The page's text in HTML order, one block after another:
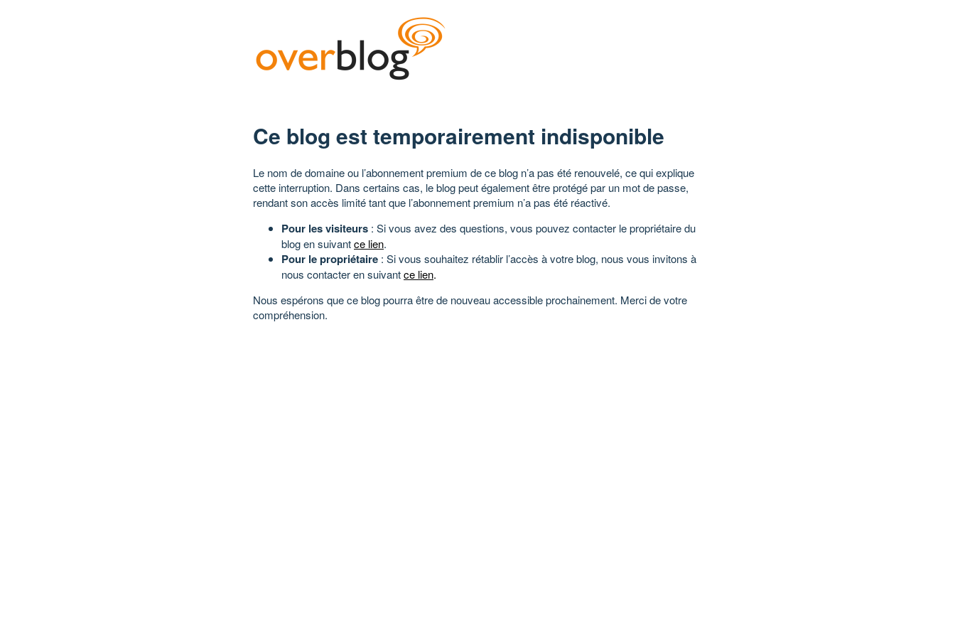
Ce blog est temporairement indisponible
Le nom de domaine ou l’abonnement premium de ce blog n’a pas été renouvelé, ce qui explique
cette interruption. Dans certains cas, le blog peut également être protégé par un mot de passe,
rendant son accès limité tant que l’abonnement premium n’a pas été réactivé.
Pour les visiteurs : Si vous avez des questions, vous pouvez contacter le propriétaire du
blog en suivantce lien.
Pour le propriétaire : Si vous souhaitez rétablir l’accès à votre blog, nous vous invitons à
nous contacter en suivantce lien.
Nous espérons que ce blog pourra être de nouveau accessible prochainement. Merci de votre
compréhension.